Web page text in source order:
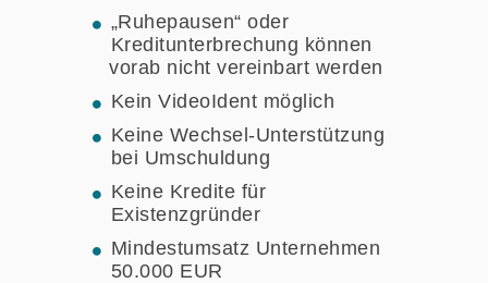
„Ruhepausen“ oder
Kreditunterbrechung können
vorab nicht vereinbart werden
Kein VideoIdent möglich
Keine Wechsel-Unterstützung
bei Umschuldung
Keine Kredite für
Existenzgründer
Mindestumsatz Unternehmen
50.000 EUR